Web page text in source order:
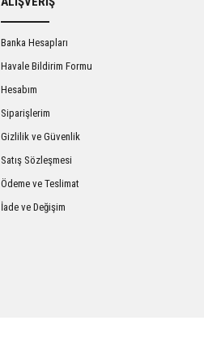
Gönder
Banka Hesapları
Havale Bildirim Formu
Hesabım
Siparişlerim
Gizlilik ve Güvenlik
Satış Sözleşmesi
Ödeme ve Teslimat
İade ve Değişim